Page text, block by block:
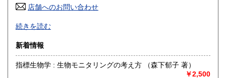
高知県 300円
佐賀県
熊本県 300円 大分県 300円
店舗へのお問い合わせ
【通信販売専門 (ご来店不可)】 の古書店です。
※大変申し訳ございませんが、店頭での販売は行っておりま
書籍の状態等、ご不明な点・気になる所がございましたら、
続きを読む
新着情報
指標生物学 : 生物モニタリングの考え方 （森下郁子 著）
￥2,500